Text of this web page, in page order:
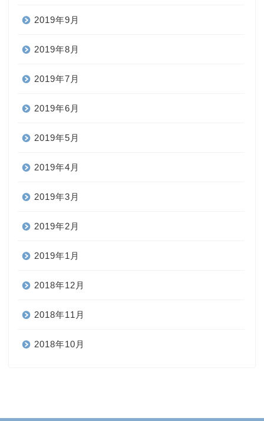
2019年9月
2019年8月
2019年7月
2019年6月
2019年5月
2019年4月
2019年3月
2019年2月
2019年1月
2018年12月
2018年11月
2018年10月